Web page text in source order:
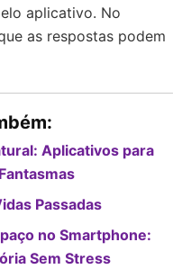
aplicativo. No
as respostas podem
Aplicativos para
Passadas
no Smartphone:
Sem Stress